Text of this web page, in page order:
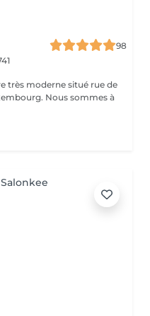
98
très moderne situé rue de
sommes à